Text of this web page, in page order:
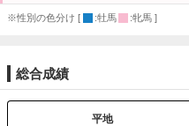
※性別の色分け [ :牡馬 :牝馬 ]
総合成績
平地